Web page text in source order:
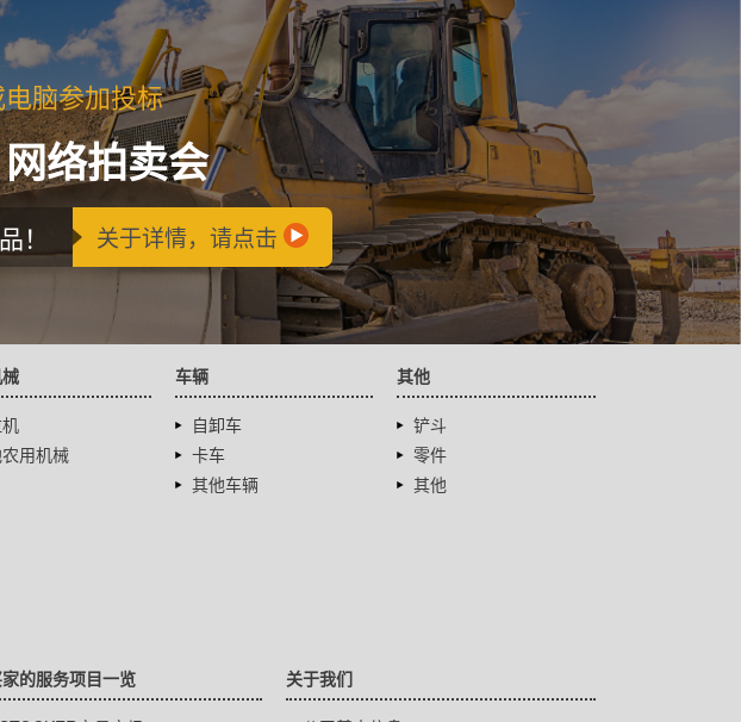
脑参加投标
网络拍卖会
！ 关于详情，请点击
用机械
车辆
自卸车
卡车
其他车辆
其他
铲斗
零件
其他
的服务项目一览 关于我们